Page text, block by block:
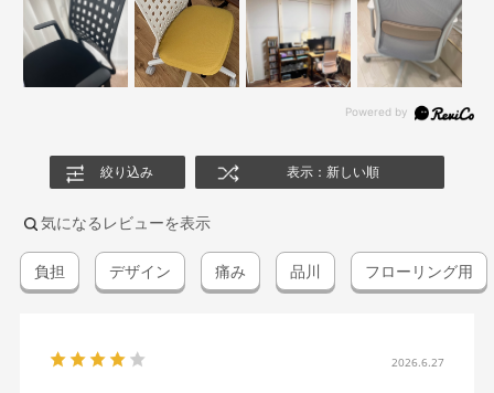
絞り込み 表示：新しい順
気になるレビューを表示
負担 デザイン 痛み 品川 フローリング用
2026.6.27